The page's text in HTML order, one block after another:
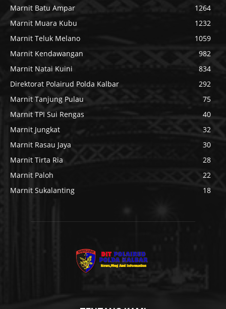
Berita
7179
Marnit Teluk Batang
1287
Marnit Batu Ampar
1264
Marnit Muara Kubu
1232
Marnit Teluk Melano
1059
Marnit Kendawangan
982
Marnit Natai Kuini
834
Direktorat Polairud Polda Kalbar
292
Marnit Tanjung Pulau
75
Marnit TPI Sui Rengas
40
Marnit Jungkat
32
Marnit Rasau Jaya
30
Marnit Paloh